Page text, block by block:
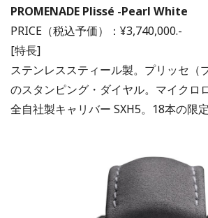
PROMENADE Plissé -Pearl White
PRICE（税込予価）：¥3,740,000.-
[特長]
ステンレススティール製。プリッセ（
のスタンピング・ダイヤル。マイクロ
全自社製キャリバー SXH5。18本の限